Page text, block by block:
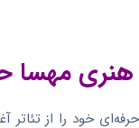
هنری مهسا
خود را از تئاتر